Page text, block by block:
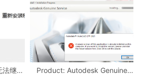
继续
Product: Autodesk Genuine